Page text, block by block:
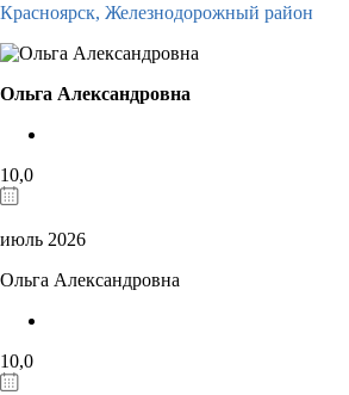
Красноярск, Железнодорожный район
Ольга Александровна
10,0
июль 2026
Ольга Александровна
10,0